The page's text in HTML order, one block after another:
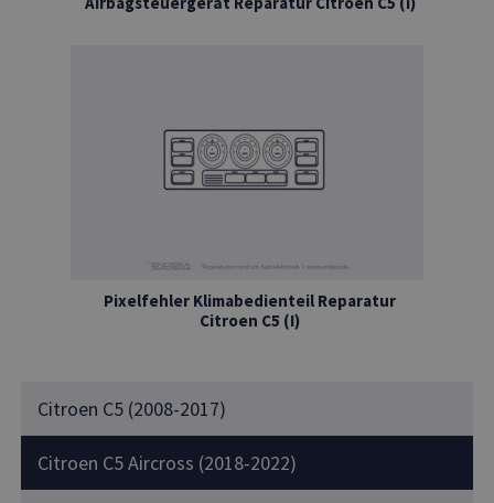
Pixelfehler Klimabedienteil Reparatur
Citroen C5 (I)
Citroen C5 (2008-2017)
Citroen C5 Aircross (2018-2022)